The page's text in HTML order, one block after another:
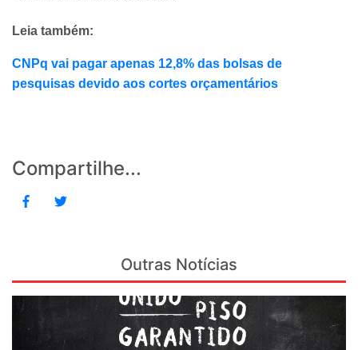
Leia também:
CNPq vai pagar apenas 12,8% das bolsas de
pesquisas devido aos cortes orçamentários
Compartilhe...
Outras Notícias